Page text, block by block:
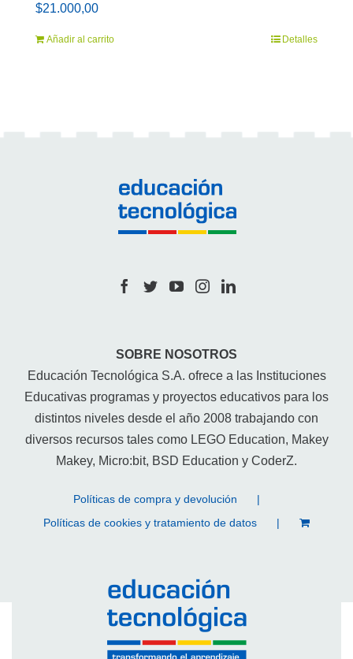
$21.000,00
Añadir al carrito Detalles
SOBRE NOSOTROS
Educación Tecnológica S.A. ofrece a las Instituciones
Educativas programas y proyectos educativos para los
distintos niveles desde el año 2008 trabajando con
diversos recursos tales como LEGO Education, Makey
Makey, Micro:bit, BSD Education y CoderZ.
Políticas de compra y devolución
Políticas de cookies y tratamiento de datos